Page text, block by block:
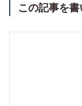
この記事を書